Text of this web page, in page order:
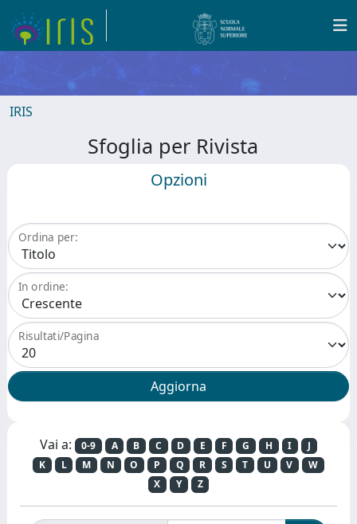
IRIS
Sfoglia per Rivista
Opzioni
Ordina per:
In ordine:
Risultati/Pagina
Vai a: 0-9 A B C D E F G H I
J
K
L M N O P Q R S T U V
W
X
Y Z